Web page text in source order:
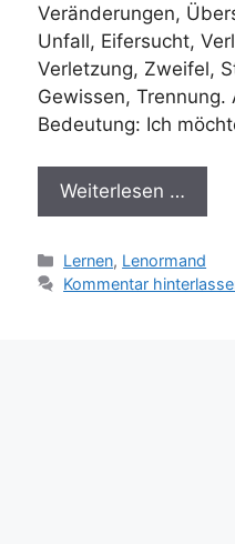
Veränderungen,
Unfall, Eifersucht,
Verletzung, Zweifel,
Gewissen, Trennung.
Bedeutung: Ich
Weiterlesen …
Kategorien
Lernen, Lenormand
Kommentar